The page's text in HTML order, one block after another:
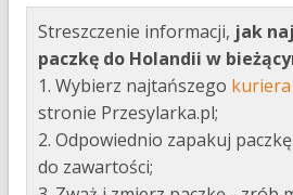
Streszczenie informacji, jak
paczkę do Holandii w
1. Wybierz najtańszego
stronie Przesylarka.pl;
2. Odpowiednio zapakuj
do zawartości;